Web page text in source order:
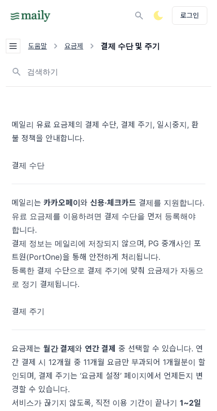
로그인
도움말 요금제 결제 수단 및 주기
뉴스레터, 태그 검색하기
메일리 유료 요금제의 결제 수단, 결제 주기, 일시중지, 환
불 정책을 안내합니다.
결제 수단
메일리는 카카오페이와 신용·체크카드 결제를 지원합니다.
유료 요금제를 이용하려면 결제 수단을 먼저 등록해야
합니다.
결제 정보는 메일리에 저장되지 않으며, PG 중개사인 포
트원(PortOne)을 통해 안전하게 처리됩니다.
등록한 결제 수단으로 결제 주기에 맞춰 요금제가 자동으
로 정기 결제됩니다.
결제 주기
요금제는 월간 결제와 연간 결제 중 선택할 수 있습니다. 연
간 결제 시 12개월 중 11개월 요금만 부과되어 1개월분이 할
인되며, 결제 주기는 ‘요금제 설정’ 페이지에서 언제든지 변
경할 수 있습니다.
서비스가 끊기지 않도록, 직전 이용 기간이 끝나기 1~2일